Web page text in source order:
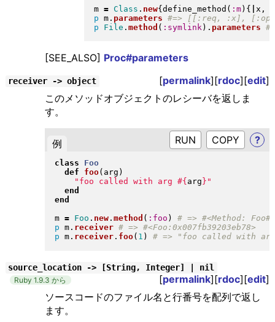
m = Class . new{define_method ( :m) {
x, y
p m. parameters
p
File . method ( :symlink ) . parameters
[SEE_ALSO] Proc#parameters
receiver -> object [permalink][rdoc][edit]
このメソッドオブジェクトのレシーバを返しま
す。
例 RUN ?
class
Foo
def
foo( arg )
" foo called with arg #{ arg } "
end
end
m = Foo . new. method ( :foo )
p m. receiver
p m. receiver. foo( 1 )
source_location -> [String, Integer] | nil
Ruby 1.9.3 から [permalink][rdoc][edit]
ソースコードのファイル名と行番号を配列で返し
ます。